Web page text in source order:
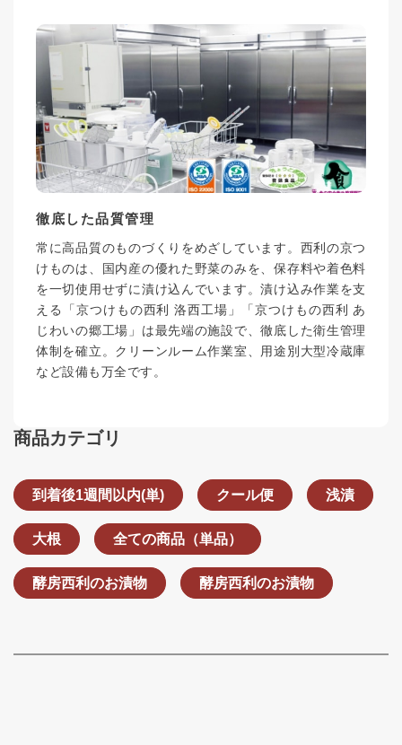
徹底した品質管理
常に高品質のものづくりをめざしています。西利の京つ
けものは、国内産の優れた野菜のみを、保存料や着色料
を一切使用せずに漬け込んでいます。漬け込み作業を支
える「京つけもの西利 洛西工場」「京つけもの西利 あ
じわいの郷工場」は最先端の施設で、徹底した衛生管理
体制を確立。クリーンルーム作業室、用途別大型冷蔵庫
など設備も万全です。
商品カテゴリ
到着後1週間以内(単) クール便 浅漬
大根 全ての商品（単品）
酵房西利のお漬物 酵房西利のお漬物